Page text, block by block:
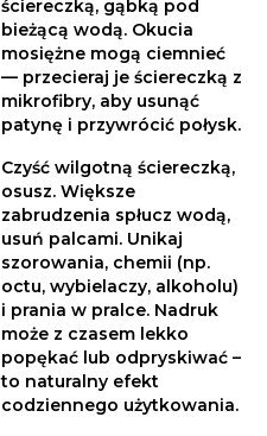
ściereczką, gąbką pod
bieżącą wodą. Okucia
mosiężne mogą ciemnieć
— przecieraj je ściereczką z
mikrofibry, aby usunąć
patynę i przywrócić połysk.
Czyść wilgotną ściereczką,
osusz. Większe
zabrudzenia spłucz wodą,
usuń palcami. Unikaj
szorowania, chemii (np.
octu, wybielaczy, alkoholu)
i prania w pralce. Nadruk
może z czasem lekko
popękać lub odpryskiwać –
to naturalny efekt
codziennego użytkowania.